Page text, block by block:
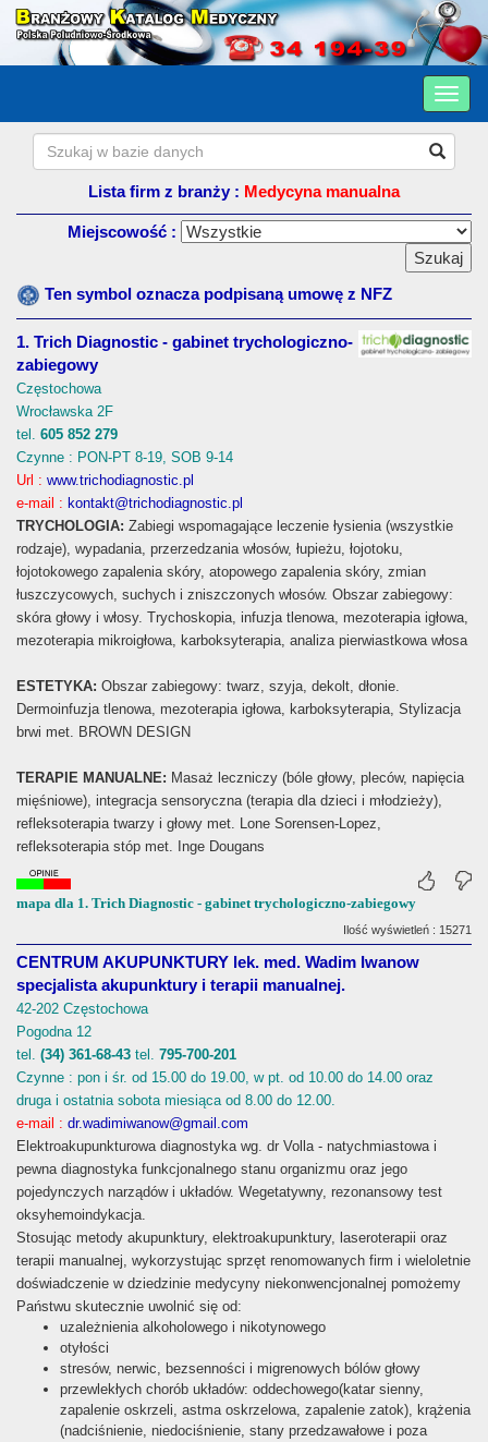
Lista firm z branży : Medycyna manualna
Miejscowość :
Ten symbol oznacza podpisaną umowę z NFZ
1. Trich Diagnostic - gabinet trychologiczno-
zabiegowy
Częstochowa
Wrocławska 2F
tel. 605 852 279
Czynne : PON-PT 8-19, SOB 9-14
Url : www.trichodiagnostic.pl
e-mail : kontakt@trichodiagnostic.pl
TRYCHOLOGIA: Zabiegi wspomagające leczenie łysienia (wszystkie
rodzaje), wypadania, przerzedzania włosów, łupieżu, łojotoku,
łojotokowego zapalenia skóry, atopowego zapalenia skóry, zmian
łuszczycowych, suchych i zniszczonych włosów. Obszar zabiegowy:
skóra głowy i włosy. Trychoskopia, infuzja tlenowa, mezoterapia igłowa,
mezoterapia mikroigłowa, karboksyterapia, analiza pierwiastkowa włosa
ESTETYKA: Obszar zabiegowy: twarz, szyja, dekolt, dłonie.
Dermoinfuzja tlenowa, mezoterapia igłowa, karboksyterapia, Stylizacja
brwi met. BROWN DESIGN
TERAPIE MANUALNE: Masaż leczniczy (bóle głowy, pleców, napięcia
mięśniowe), integracja sensoryczna (terapia dla dzieci i młodzieży),
refleksoterapia twarzy i głowy met. Lone Sorensen-Lopez,
refleksoterapia stóp met. Inge Dougans
mapa dla 1. Trich Diagnostic - gabinet trychologiczno-zabiegowy
Ilość wyświetleń : 15271
CENTRUM AKUPUNKTURY lek. med. Wadim Iwanow
specjalista akupunktury i terapii manualnej.
42-202 Częstochowa
Pogodna 12
tel. (34) 361-68-43 tel. 795-700-201
Czynne : pon i śr. od 15.00 do 19.00, w pt. od 10.00 do 14.00 oraz
druga i ostatnia sobota miesiąca od 8.00 do 12.00.
e-mail : dr.wadimiwanow@gmail.com
Elektroakupunkturowa diagnostyka wg. dr Volla - natychmiastowa i
pewna diagnostyka funkcjonalnego stanu organizmu oraz jego
pojedynczych narządów i układów. Wegetatywny, rezonansowy test
oksyhemoindykacja.
Stosując metody akupunktury, elektroakupunktury, laseroterapii oraz
terapii manualnej, wykorzystując sprzęt renomowanych firm i wieloletnie
doświadczenie w dziedzinie medycyny niekonwencjonalnej pomożemy
Państwu skutecznie uwolnić się od:
uzależnienia alkoholowego i nikotynowego
otyłości
stresów, nerwic, bezsenności i migrenowych bólów głowy
przewlekłych chorób układów: oddechowego(katar sienny,
zapalenie oskrzeli, astma oskrzelowa, zapalenie zatok), krążenia
(nadciśnienie, niedociśnienie, stany przedzawałowe i poza